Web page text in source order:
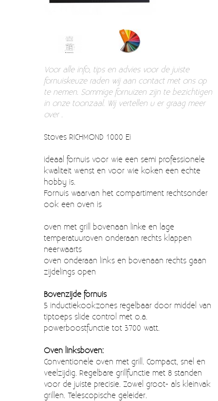
Voorraadbakjes
Kastinrichting
Badkamer
Keuken accessoires
Emaille
Moccamaster (De beste kop koffie sinds 1968)
Vintage
EINDE REEKSEN
Voor alle info, tips en advies voor de juiste
fornuiskeuze raden wij aan contact met ons op
te nemen. Sommige fornuizen zijn te bezichtigen
in onze toonzaal. Wij vertellen u er graag meer
over .
Stoves RICHMOND 1000 Ei
ideaal fornuis voor wie een semi professionele
kwaliteit wenst en voor wie koken een echte
hobby is.
Fornuis waarvan het compartiment rechtsonder
ook een oven is
oven met grill bovenaan linke en lage
temperatuuroven onderaan rechts klappen
neerwaarts
oven onderaan links en bovenaan rechts gaan
zijdelings open
Bovenzijde fornuis
5 inductiekookzones regelbaar door middel van
tiptoeps slide control met o.a.
powerboostfunctie tot 3700 watt.
Oven linksboven:
Conventionele oven met grill. Compact, snel en
veelzijdig. Regelbare grillfunctie met 8 standen
voor de juiste precisie. Zowel groot- als kleinvak
grillen. Telescopische geleider.